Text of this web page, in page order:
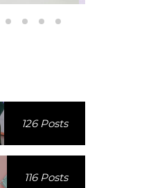
126 Posts
116 Posts